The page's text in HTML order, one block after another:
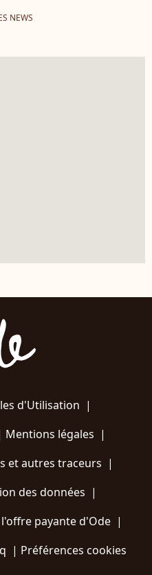
NEWS
d'Utilisation |
Mentions légales |
et autres traceurs |
des données |
payante d'Ode |
| Préférences cookies